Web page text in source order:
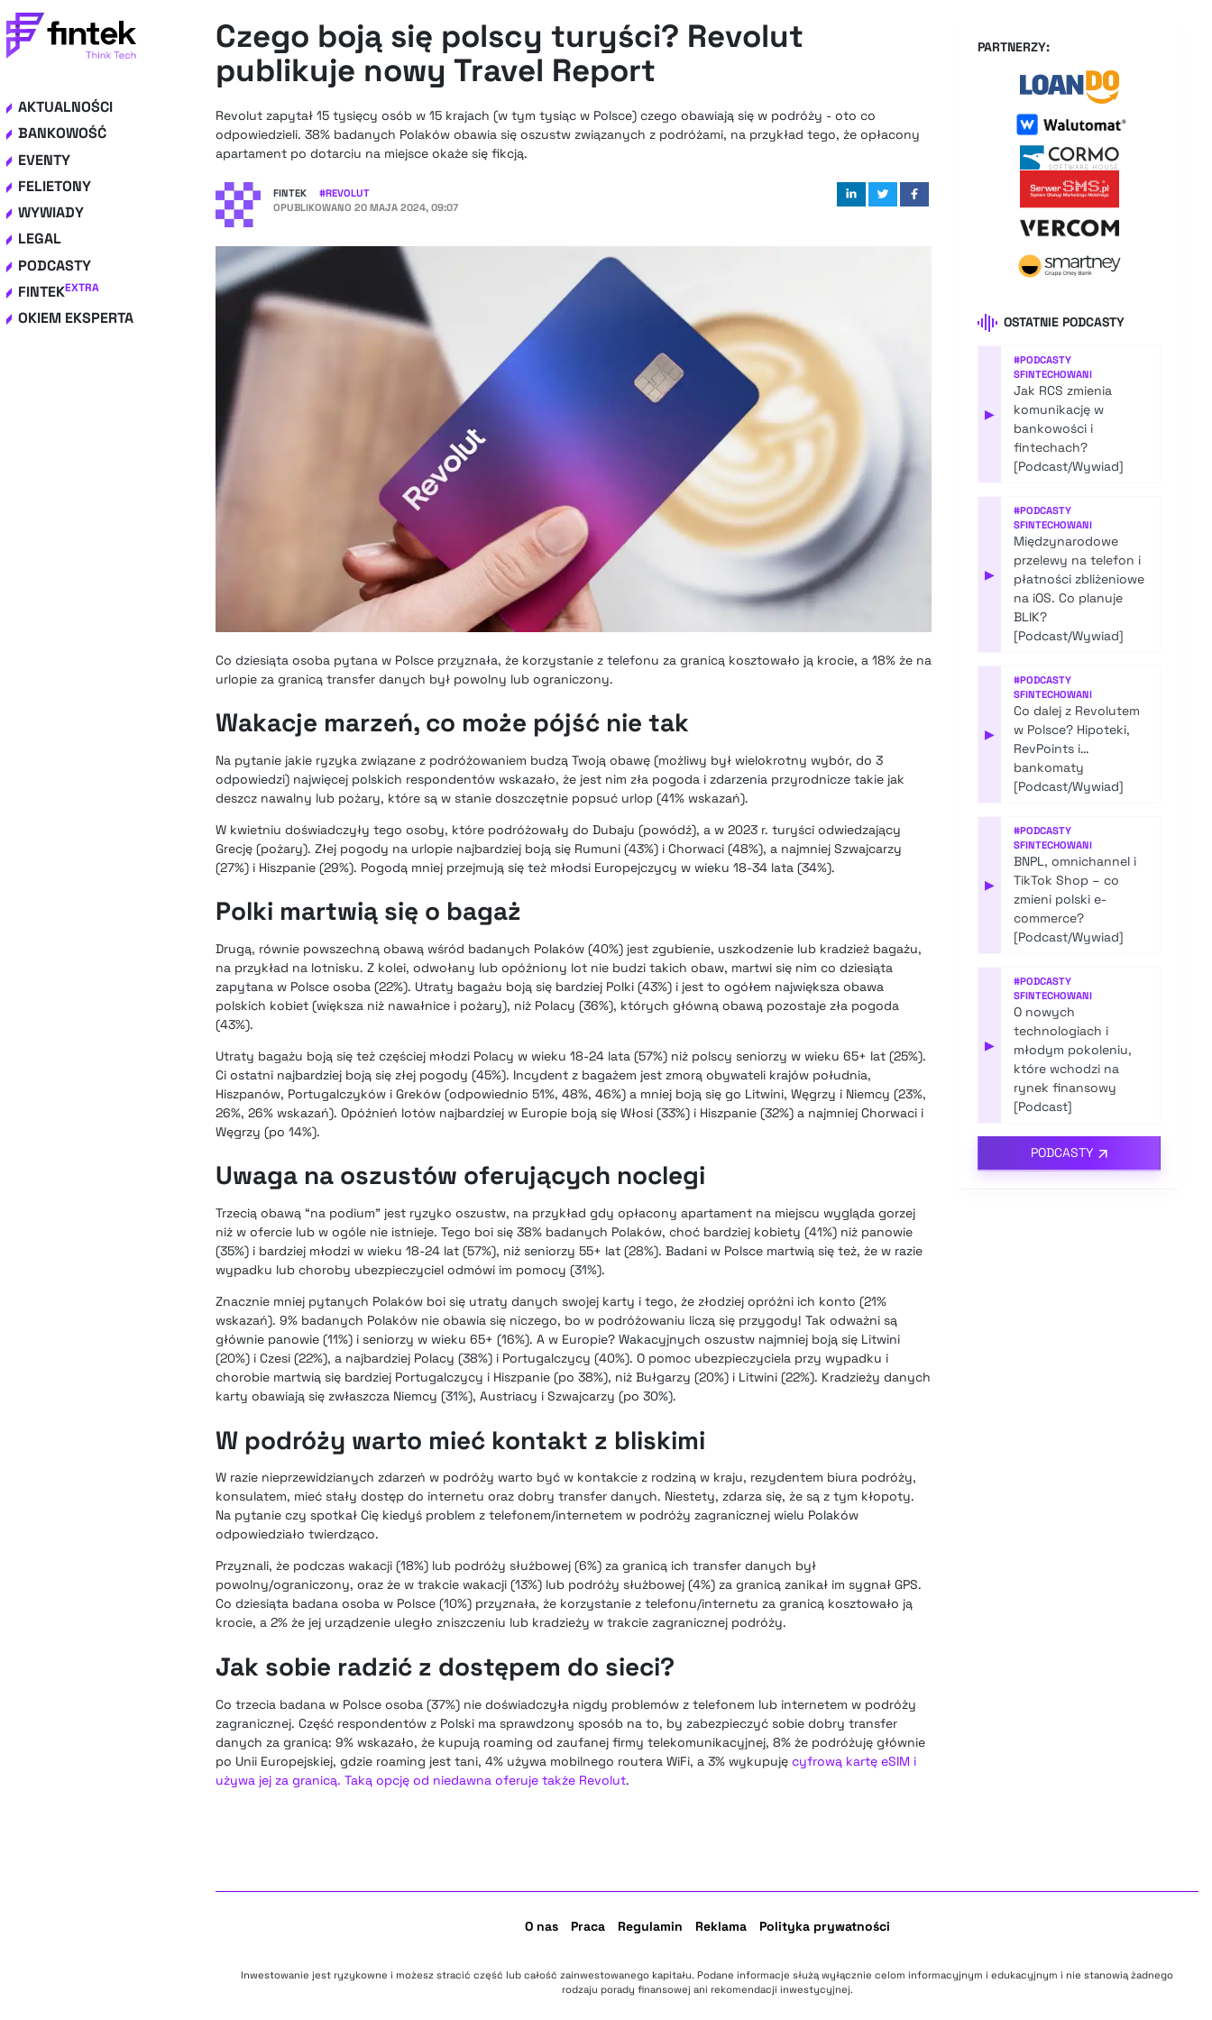
AKTUALNOŚCI
BANKOWOŚĆ
EVENTY
FELIETONY
WYWIADY
LEGAL
PODCASTY
FINTEKEXTRA
OKIEM EKSPERTA
Czego boją się polscy turyści? Revolut
publikuje nowy Travel Report
Revolut zapytał 15 tysięcy osób w 15 krajach (w tym tysiąc w Polsce) czego obawiają się w podróży - oto co
odpowiedzieli. 38% badanych Polaków obawia się oszustw związanych z podróżami, na przykład tego, że opłacony
apartament po dotarciu na miejsce okaże się fikcją.
FINTEK #REVOLUT
OPUBLIKOWANO 20 MAJA 2024, 09:07
Co dziesiąta osoba pytana w Polsce przyznała, że korzystanie z telefonu za granicą kosztowało ją krocie, a 18% że na
urlopie za granicą transfer danych był powolny lub ograniczony.
Wakacje marzeń, co może pójść nie tak
Na pytanie jakie ryzyka związane z podróżowaniem budzą Twoją obawę (możliwy był wielokrotny wybór, do 3
odpowiedzi) najwięcej polskich respondentów wskazało, że jest nim zła pogoda i zdarzenia przyrodnicze takie jak
deszcz nawalny lub pożary, które są w stanie doszczętnie popsuć urlop (41% wskazań).
W kwietniu doświadczyły tego osoby, które podróżowały do Dubaju (powódź), a w 2023 r. turyści odwiedzający
Grecję (pożary). Złej pogody na urlopie najbardziej boją się Rumuni (43%) i Chorwaci (48%), a najmniej Szwajcarzy
(27%) i Hiszpanie (29%). Pogodą mniej przejmują się też młodsi Europejczycy w wieku 18-34 lata (34%).
Polki martwią się o bagaż
Drugą, równie powszechną obawą wśród badanych Polaków (40%) jest zgubienie, uszkodzenie lub kradzież bagażu,
na przykład na lotnisku. Z kolei, odwołany lub opóźniony lot nie budzi takich obaw, martwi się nim co dziesiąta
zapytana w Polsce osoba (22%). Utraty bagażu boją się bardziej Polki (43%) i jest to ogółem największa obawa
polskich kobiet (większa niż nawałnice i pożary), niż Polacy (36%), których główną obawą pozostaje zła pogoda
(43%).
Utraty bagażu boją się też częściej młodzi Polacy w wieku 18-24 lata (57%) niż polscy seniorzy w wieku 65+ lat (25%).
Ci ostatni najbardziej boją się złej pogody (45%). Incydent z bagażem jest zmorą obywateli krajów południa,
Hiszpanów, Portugalczyków i Greków (odpowiednio 51%, 48%, 46%) a mniej boją się go Litwini, Węgrzy i Niemcy (23%,
26%, 26% wskazań). Opóźnień lotów najbardziej w Europie boją się Włosi (33%) i Hiszpanie (32%) a najmniej Chorwaci i
Węgrzy (po 14%).
Uwaga na oszustów oferujących noclegi
Trzecią obawą “na podium” jest ryzyko oszustw, na przykład gdy opłacony apartament na miejscu wygląda gorzej
niż w ofercie lub w ogóle nie istnieje. Tego boi się 38% badanych Polaków, choć bardziej kobiety (41%) niż panowie
(35%) i bardziej młodzi w wieku 18-24 lat (57%), niż seniorzy 55+ lat (28%). Badani w Polsce martwią się też, że w razie
wypadku lub choroby ubezpieczyciel odmówi im pomocy (31%).
Znacznie mniej pytanych Polaków boi się utraty danych swojej karty i tego, że złodziej opróżni ich konto (21%
wskazań). 9% badanych Polaków nie obawia się niczego, bo w podróżowaniu liczą się przygody! Tak odważni są
głównie panowie (11%) i seniorzy w wieku 65+ (16%). A w Europie? Wakacyjnych oszustw najmniej boją się Litwini
(20%) i Czesi (22%), a najbardziej Polacy (38%) i Portugalczycy (40%). O pomoc ubezpieczyciela przy wypadku i
chorobie martwią się bardziej Portugalczycy i Hiszpanie (po 38%), niż Bułgarzy (20%) i Litwini (22%). Kradzieży danych
karty obawiają się zwłaszcza Niemcy (31%), Austriacy i Szwajcarzy (po 30%).
W podróży warto mieć kontakt z bliskimi
W razie nieprzewidzianych zdarzeń w podróży warto być w kontakcie z rodziną w kraju, rezydentem biura podróży,
konsulatem, mieć stały dostęp do internetu oraz dobry transfer danych. Niestety, zdarza się, że są z tym kłopoty.
Na pytanie czy spotkał Cię kiedyś problem z telefonem/internetem w podróży zagranicznej wielu Polaków
odpowiedziało twierdząco.
Przyznali, że podczas wakacji (18%) lub podróży służbowej (6%) za granicą ich transfer danych był
powolny/ograniczony, oraz że w trakcie wakacji (13%) lub podróży służbowej (4%) za granicą zanikał im sygnał GPS.
Co dziesiąta badana osoba w Polsce (10%) przyznała, że korzystanie z telefonu/internetu za granicą kosztowało ją
krocie, a 2% że jej urządzenie uległo zniszczeniu lub kradzieży w trakcie zagranicznej podróży.
Jak sobie radzić z dostępem do sieci?
Co trzecia badana w Polsce osoba (37%) nie doświadczyła nigdy problemów z telefonem lub internetem w podróży
zagranicznej. Część respondentów z Polski ma sprawdzony sposób na to, by zabezpieczyć sobie dobry transfer
danych za granicą: 9% wskazało, że kupują roaming od zaufanej firmy telekomunikacyjnej, 8% że podróżuję głównie
po Unii Europejskiej, gdzie roaming jest tani, 4% używa mobilnego routera WiFi, a 3% wykupuję cyfrową kartę eSIM i
używa jej za granicą. Taką opcję od niedawna oferuje także Revolut.
PARTNERZY:
OSTATNIE PODCASTY
▶
#PODCASTY
SFINTECHOWANI
Jak RCS zmienia
komunikację w
bankowości i
fintechach?
[Podcast/Wywiad]
▶
#PODCASTY
SFINTECHOWANI
Międzynarodowe
przelewy na telefon i
płatności zbliżeniowe
na iOS. Co planuje
BLIK?
[Podcast/Wywiad]
▶
#PODCASTY
SFINTECHOWANI
Co dalej z Revolutem
w Polsce? Hipoteki,
RevPoints i…
bankomaty
[Podcast/Wywiad]
▶
#PODCASTY
SFINTECHOWANI
BNPL, omnichannel i
TikTok Shop – co
zmieni polski e-
commerce?
[Podcast/Wywiad]
▶
#PODCASTY
SFINTECHOWANI
O nowych
technologiach i
młodym pokoleniu,
które wchodzi na
rynek finansowy
[Podcast]
PODCASTY
O nas Praca Regulamin Reklama Polityka prywatności
Inwestowanie jest ryzykowne i możesz stracić część lub całość zainwestowanego kapitału. Podane informacje służą wyłącznie celom informacyjnym i edukacyjnym i nie stanowią żadnego
rodzaju porady finansowej ani rekomendacji inwestycyjnej.